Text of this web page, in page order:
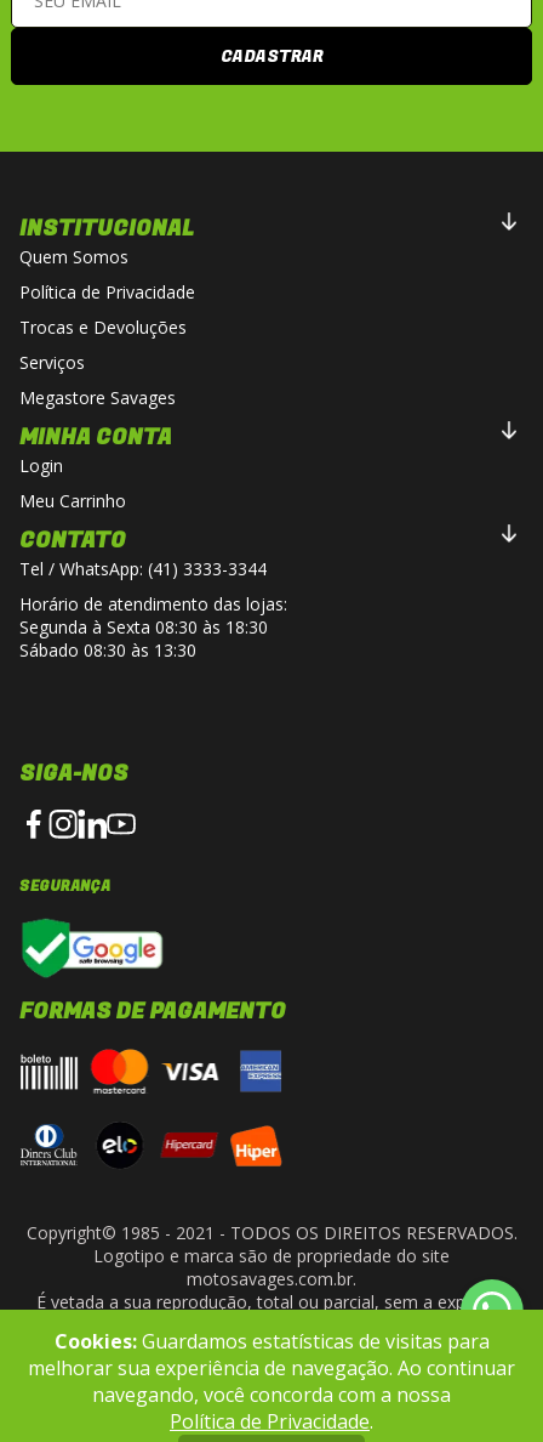
CADASTRAR
INSTITUCIONAL
Quem Somos
Política de Privacidade
Trocas e Devoluções
Serviços
Megastore Savages
MINHA CONTA
Login
Meu Carrinho
CONTATO
Tel / WhatsApp: (41) 3333-3344
Horário de atendimento das lojas:
Segunda à Sexta 08:30 às 18:30
Sábado 08:30 às 13:30
SIGA-NOS
SEGURANÇA
FORMAS DE PAGAMENTO
Copyright© 1985 - 2021 - TODOS OS DIREITOS RESERVADOS.
Logotipo e marca são de propriedade do site
motosavages.com.br.
É vetada a sua reprodução, total ou parcial, sem a expressa
- CNPJ: 10.927.924/0001-91
Cookies:Guardamos estatísticas de visitas para
melhorar sua experiência de navegação. Ao continuar
navegando, você concorda com a nossa
Política de Privacidade.